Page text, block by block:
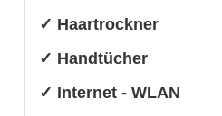
✓ Haartrockner
✓ Handtücher
✓ Internet - WLAN